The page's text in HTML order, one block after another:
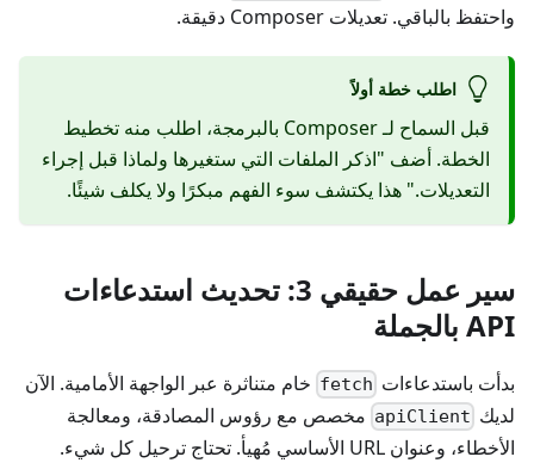
واحتفظ بالباقي. تعديلات Composer دقيقة.
اطلب خطة أولاً
قبل السماح لـ Composer بالبرمجة، اطلب منه تخطيط
الخطة. أضف "اذكر الملفات التي ستغيرها ولماذا قبل إجراء
التعديلات." هذا يكتشف سوء الفهم مبكرًا ولا يكلف شيئًا.
سير عمل حقيقي 3: تحديث استدعاءات
API بالجملة
بدأت باستدعاءات fetch خام متناثرة عبر الواجهة الأمامية. الآن
لديك apiClient مخصص مع رؤوس المصادقة، ومعالجة
الأخطاء، وعنوان URL الأساسي مُهيأ. تحتاج ترحيل كل شيء.